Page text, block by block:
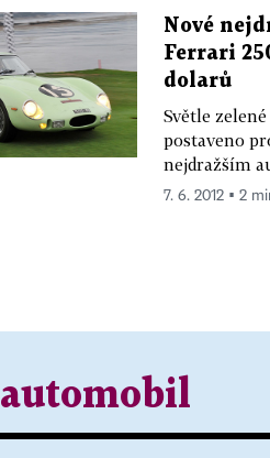
Nové
Ferrari
dolarů
Světle
postaveno
nejdražším
7. 6. 2012 ▪ 2
automobil